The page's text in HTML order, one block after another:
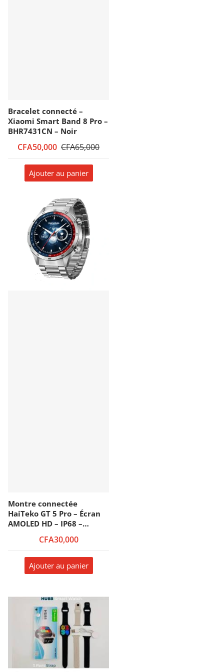
Bracelet connecté –
Xiaomi Smart Band 8 Pro –
BHR7431CN – Noir
CFA50,000 CFA65,000
Ajouter au panier
Montre connectée
HaiTeko GT 5 Pro – Écran
AMOLED HD – IP68 –
Avec 2 bracelets
d’activité et de la santé –
RW-65
CFA30,000
Ajouter au panier